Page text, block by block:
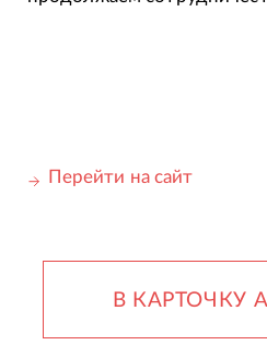
Перейти на сайт
В КАРТОЧКУ